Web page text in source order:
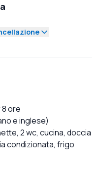
ore
e inglese)
2 wc, cucina, doccia
condizionata, frigo